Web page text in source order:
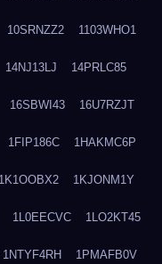
10SRNZZ2 1103WHO1
14NJ13LJ 14PRLC85
16SBWI43 16U7RZJT
1FIP186C 1HAKMC6P
1K1OOBX2 1KJONM1Y
1L0EECVC 1LO2KT45
1NTYF4RH 1PMAFB0V